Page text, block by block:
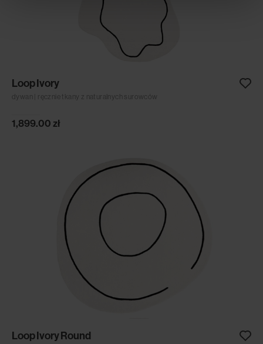
Loop Ivory
dywan | ręcznie tkany z naturalnych surowców
1,899.00 zł
Loop Ivory Round